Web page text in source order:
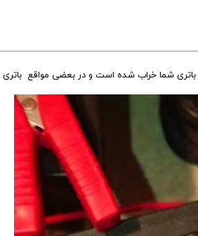
باتری شما خراب شده است و در بعضی مواقع باتری